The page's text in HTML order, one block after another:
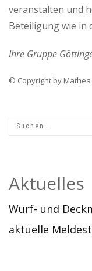
veranstalten und
Beteiligung wie in
Ihre Gruppe
© Copyright by
Aktuelles
Wurf- und
aktuelle